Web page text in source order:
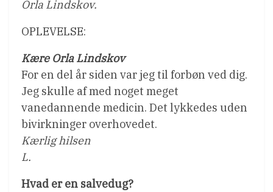
Orla Lindskov.
OPLEVELSE:
Kære Orla Lindskov
For en del år siden var jeg til forbøn ved dig.
Jeg skulle af med noget meget
vanedannende medicin. Det lykkedes uden
bivirkninger overhovedet.
Kærlig hilsen
L.
Hvad er en salvedug?